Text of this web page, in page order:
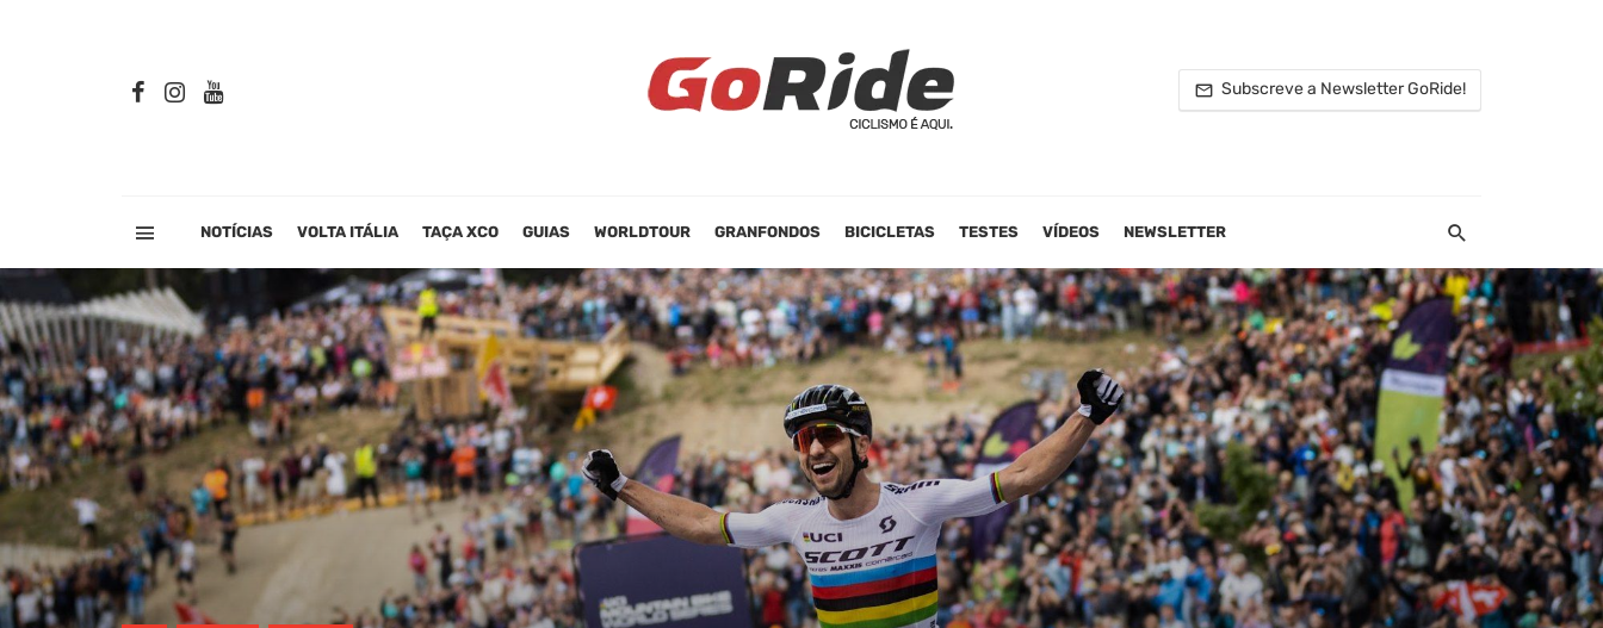
Subscreve a Newsletter GoRide!
NOTÍCIAS VOLTA ITÁLIA TAÇA XCO GUIAS WORLDTOUR GRANFONDOS BICICLETAS TESTES VÍDEOS NEWSLETTER